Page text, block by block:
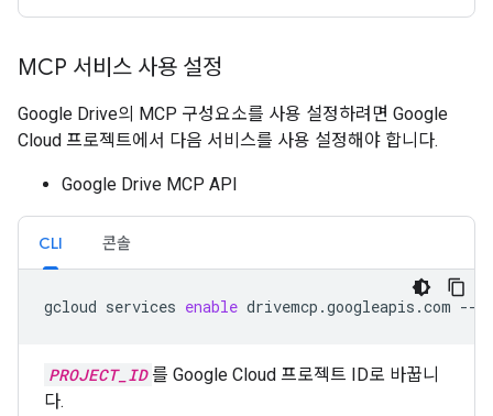
MCP 서비스 사용 설정
Google Drive의 MCP 구성요소를 사용 설정하려면 Google
Cloud 프로젝트에서 다음 서비스를 사용 설정해야 합니다.
Google Drive MCP API
CLI 콘솔
gcloud services enable drivemcp.googleapis.com --
PROJECT_ID 를 Google Cloud 프로젝트 ID로 바꿉니
다.